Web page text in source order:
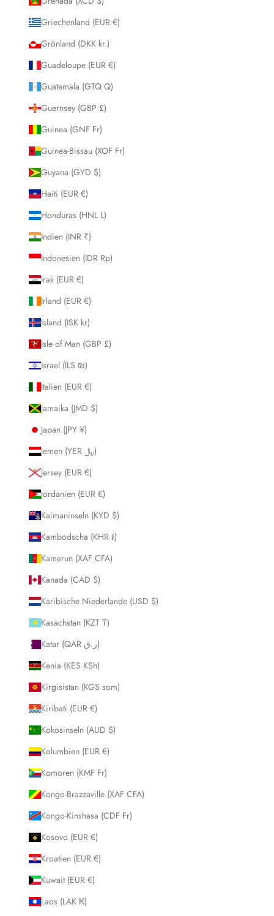
Griechenland (EUR €)
Grönland (DKK kr.)
Guadeloupe (EUR €)
Guatemala (GTQ Q)
Guernsey (GBP £)
Guinea (GNF Fr)
Guinea-Bissau (XOF Fr)
Guyana (GYD $)
Haiti (EUR €)
Honduras (HNL L)
Indien (INR ₹)
Indonesien (IDR Rp)
Irak (EUR €)
Irland (EUR €)
Island (ISK kr)
Isle of Man (GBP £)
Israel (ILS ₪)
Italien (EUR €)
Jamaika (JMD $)
Japan (JPY ¥)
Jemen (YER ﷼)
Jersey (EUR €)
Jordanien (EUR €)
Kaimaninseln (KYD $)
Kambodscha (KHR ៛)
Kamerun (XAF CFA)
Kanada (CAD $)
Karibische Niederlande (USD $)
Kasachstan (KZT ₸)
Katar (QAR ر.ق)
Kenia (KES KSh)
Kirgisistan (KGS som)
Kiribati (EUR €)
Kokosinseln (AUD $)
Kolumbien (EUR €)
Komoren (KMF Fr)
Kongo-Brazzaville (XAF CFA)
Kongo-Kinshasa (CDF Fr)
Kosovo (EUR €)
Kroatien (EUR €)
Kuwait (EUR €)
Laos (LAK ₭)